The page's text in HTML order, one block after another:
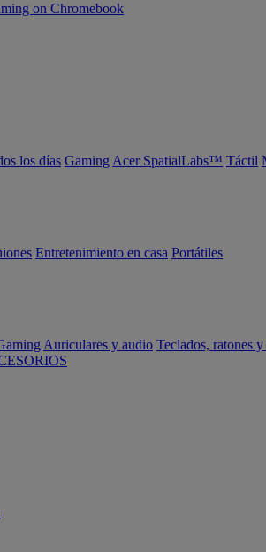
on Chromebook
los días Gaming Acer SpatialLabs™ Táctil
Entretenimiento en casa Portátiles
Auriculares y audio Teclados, ratones